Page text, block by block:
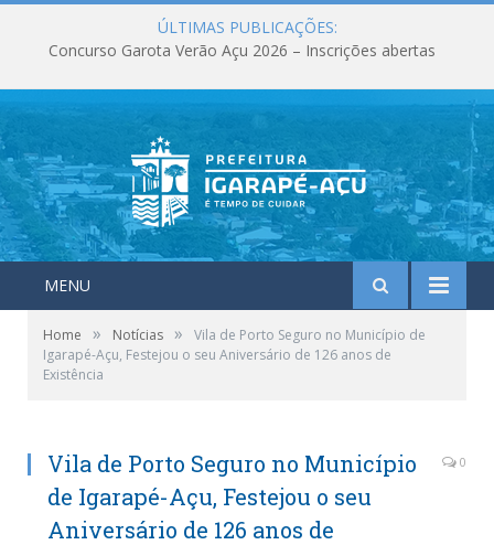
ÚLTIMAS PUBLICAÇÕES:
Concurso Garota Verão Açu 2026 – Inscrições abertas
MENU
Home » Notícias »
Vila de Porto Seguro no Município de
Igarapé-Açu, Festejou o seu Aniversário de 126 anos de
Existência
Vila de Porto Seguro no Município
de Igarapé-Açu, Festejou o seu
Aniversário de 126 anos de
0